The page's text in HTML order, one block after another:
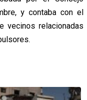
y contaba con el
vecinos relacionadas